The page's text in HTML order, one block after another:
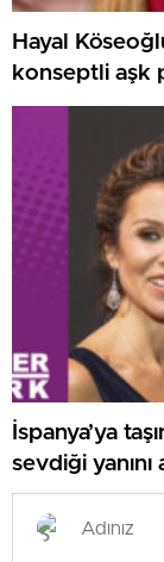
Hayal
konseptli aşk
İspanya’ya
sevdiği yanını